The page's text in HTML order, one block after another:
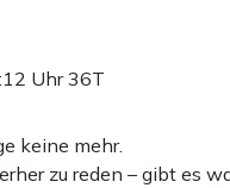
Uhr36T
keine mehr.
zu reden – gibt es